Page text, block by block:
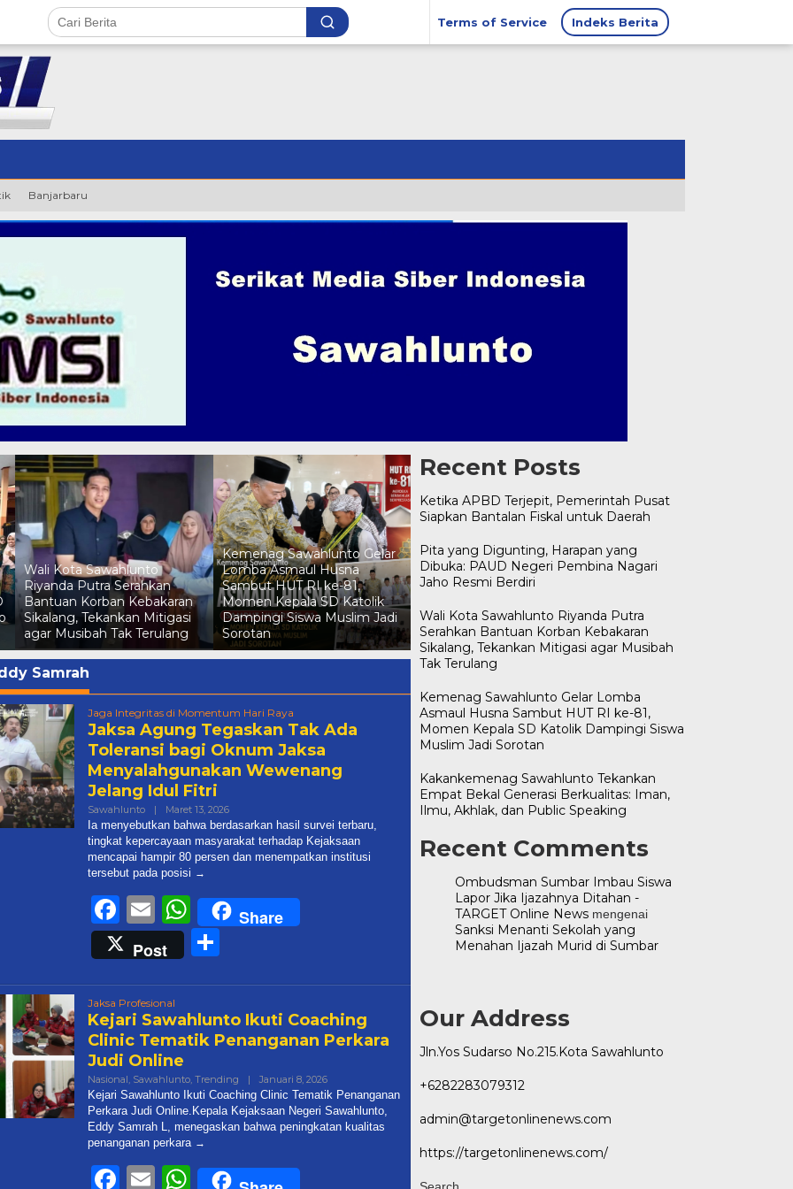
Terms of Service Indeks Berita
Banjarbaru
Wali Kota Sawahlunto
Riyanda Putra Serahkan
Bantuan Korban Kebakaran
Sikalang, Tekankan Mitigasi
agar Musibah Tak Terulang
Kemenag Sawahlunto Gelar
Lomba Asmaul Husna
Sambut HUT RI ke-81,
Momen Kepala SD Katolik
Dampingi Siswa Muslim Jadi
Sorotan
Kakankemenag Sawahlunto
Tekankan Empat Bekal
Ilmu, Akhlak, dan Public
Speaking
Pemerintah Pusat Siapkan
Bantalan Fiskal untuk
Samrah
Jaga Integritas di Momentum Hari Raya
Jaksa Agung Tegaskan Tak Ada
Toleransi bagi Oknum Jaksa
Menyalahgunakan Wewenang
Jelang Idul Fitri
Sawahlunto | Maret 13, 2026Oleh
Admin@targetonlinenews.com
Ia menyebutkan bahwa berdasarkan hasil survei terbaru,
tingkat kepercayaan masyarakat terhadap Kejaksaan
mencapai hampir 80 persen dan menempatkan institusi
tersebut pada posisi
Facebook
EmailWhatsApp
Share
Post
Jaksa Profesional
Kejari Sawahlunto Ikuti Coaching
Clinic Tematik Penanganan Perkara
Judi Online
Nasional, Sawahlunto, Trending | Januari 8, 2026Oleh
Admin@targetonlinenews.com
Kejari Sawahlunto Ikuti Coaching Clinic Tematik Penanganan
Perkara Judi Online.Kepala Kejaksaan Negeri Sawahlunto,
Eddy Samrah L, menegaskan bahwa peningkatan kualitas
penanganan perkara
Facebook
EmailWhatsApp
Recent Posts
Ketika APBD Terjepit, Pemerintah Pusat
Siapkan Bantalan Fiskal untuk Daerah
Pita yang Digunting, Harapan yang
Dibuka: PAUD Negeri Pembina Nagari
Jaho Resmi Berdiri
Wali Kota Sawahlunto Riyanda Putra
Serahkan Bantuan Korban Kebakaran
Sikalang, Tekankan Mitigasi agar Musibah
Tak Terulang
Kemenag Sawahlunto Gelar Lomba
Asmaul Husna Sambut HUT RI ke-81,
Momen Kepala SD Katolik Dampingi Siswa
Muslim Jadi Sorotan
Kakankemenag Sawahlunto Tekankan
Empat Bekal Generasi Berkualitas: Iman,
Ilmu, Akhlak, dan Public Speaking
Recent Comments
Ombudsman Sumbar Imbau Siswa
Lapor Jika Ijazahnya Ditahan -
TARGET Online Newsmengenai
Sanksi Menanti Sekolah yang
Menahan Ijazah Murid di Sumbar
Our Address
Jln.Yos Sudarso No.215.Kota Sawahlunto
+6282283079312
admin@targetonlinenews.com
https://targetonlinenews.com/